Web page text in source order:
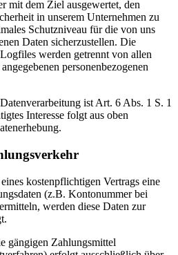
mit dem Ziel ausgewertet, den
in unserem Unternehmen zu
Schutzniveau für die von uns
Daten sicherzustellen. Die
werden getrennt von allen
personenbezogenen
ist Art. 6 Abs. 1 S. 1
Interesse folgt aus oben
kostenpflichtigen Vertrags eine
(z.B. Kontonummer bei
werden diese Daten zur
gängigen Zahlungsmittel